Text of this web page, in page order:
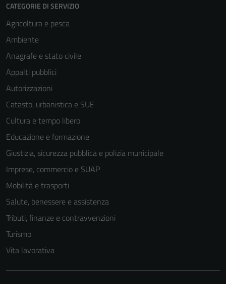
CATEGORIE DI SERVIZIO
Agricoltura e pesca
Ambiente
Anagrafe e stato civile
Appalti pubblici
Autorizzazioni
Catasto, urbanistica e SUE
Cultura e tempo libero
Educazione e formazione
Giustizia, sicurezza pubblica e polizia municipale
Imprese, commercio e SUAP
Mobilità e trasporti
Salute, benessere e assistenza
Tributi, finanze e contravvenzioni
Turismo
Vita lavorativa